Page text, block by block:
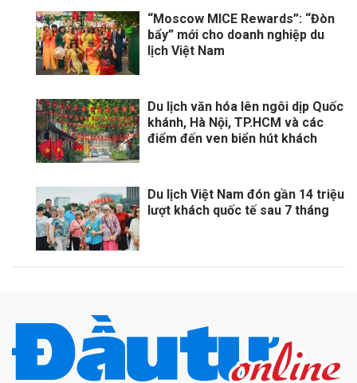
“Moscow MICE Rewards”: “Đòn
bẩy” mới cho doanh nghiệp du
lịch Việt Nam
Du lịch văn hóa lên ngôi dịp Quốc
khánh, Hà Nội, TP.HCM và các
điểm đến ven biển hút khách
Du lịch Việt Nam đón gần 14 triệu
lượt khách quốc tế sau 7 tháng